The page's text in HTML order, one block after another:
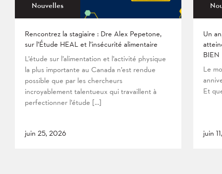
Nouvelles
Rencontrez la stagiaire : Dre Alex Pepetone,
sur l’Étude HEAL et l’insécurité alimentaire
L’étude sur l’alimentation et l’activité physique
la plus importante au Canada n’est rendue
possible que par les chercheurs
incroyablement talentueux qui travaillent à
perfectionner l’étude […]
juin 25, 2026
Un
BIEN
Le
Et
juin